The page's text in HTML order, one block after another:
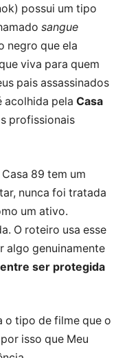
possui um tipo
sangue
negro que ela
viva para quem
pais assassinados
acolhida pela Casa
profissionais
89 tem um
nunca foi tratada
um ativo.
O roteiro usa esse
algo genuinamente
ser protegida
o tipo de filme que o
isso que Meu